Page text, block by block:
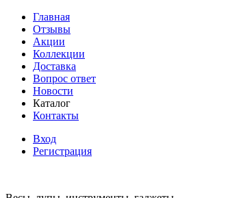
Главная
Отзывы
Акции
Коллекции
Доставка
Вопрос ответ
Новости
Каталог
Контакты
Вход
Регистрация